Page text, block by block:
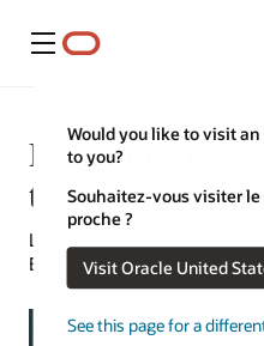
Menu
Would you like to visit
to you?
Souhaitez-vous visiter le
proche ?
Visit Oracle United
See this page for a
Définition de
territoires de
Lynne Sampson |
ERP | 26 mai 2023